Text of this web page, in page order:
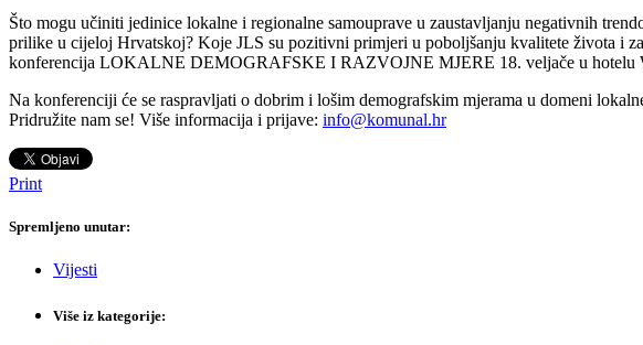
Što mogu učiniti jedinice lokalne i regionalne samouprave u zaustavljanju negativnih
prilike u cijeloj Hrvatskoj? Koje JLS su pozitivni primjeri u poboljšanju kvalitete života i
konferencija LOKALNE DEMOGRAFSKE I RAZVOJNE MJERE 18. veljače u hotelu
Na konferenciji će se raspravljati o dobrim i lošim demografskim mjerama u domeni
Pridružite nam se! Više informacija i prijave: info@komunal.hr
Print
Spremljeno unutar:
Vijesti
Više iz kategorije: